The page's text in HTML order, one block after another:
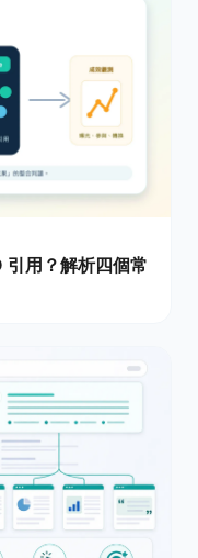
用？解析四個常